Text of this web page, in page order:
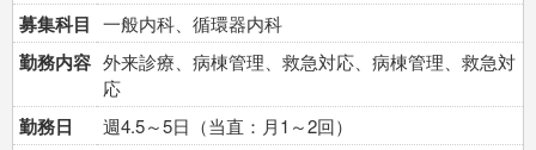
募集科目 一般内科、循環器内科
勤務内容 外来診療、病棟管理、救急対応、病棟管理、救急対
応
勤務日 週4.5～5日（当直：月1～2回）